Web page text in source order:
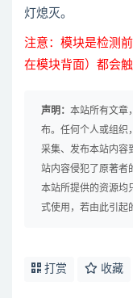
灯熄灭。
注意：模块是检测
在模块背面）都会触
声明： 本站所有文章
布。任何个人或组织
采集、发布本站内容
站内容侵犯了原著者
本站所提供的资源均
式使用，若由此引起
打赏 收藏